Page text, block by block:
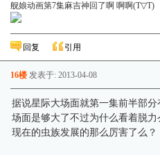
舰娘动画第7集麻吉神回了啊 啊啊
回复 引用
16楼 发表于: 2013-04-08
据说星际大场面就第一集前半部分
场面是够大了不过为什么看着脱力
现在的虫族发展的那么厉害了么？